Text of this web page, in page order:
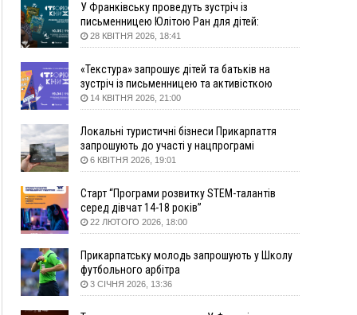
100 ДТП через нетверезих водіїв
08:08
рф масовано атакувала Київ та область: 14
загиблих, десятки постраждалих і пожежі
(фото, відео)
04 Серпня
19:49
«Коли я обернувся, ворог уже був у нашій
траншеї»: командир з Надвірної на псевдо
«Француз»
19:34
В міському озері Франківська втопився
18:45
Є висока потреба у кількох групах крові:
прикарпатців просять у серпні ставати
донорами
18:07
У Франківську звільнили водія маршрутки,
який зневажив і образив матір загиблого воїна
17:40
У горах на Прикарпатті з водоспаду впала
У Франківську проведуть зустріч із
письменницею Юлітою Ран для дітей:
говоритимуть про серію книг про Мавку
28 КВІТНЯ 2026, 18:41
«Текстура» запрошує дітей та батьків на
зустріч із письменницею та активісткою
Анною Повх
14 КВІТНЯ 2026, 21:00
Локальні туристичні бізнеси Прикарпаття
запрошують до участі у нацпрограмі
«Подорож до себе»
6 КВІТНЯ 2026, 19:01
Старт “Програми розвитку STEM-талантів
серед дівчат 14-18 років”
22 ЛЮТОГО 2026, 18:00
Прикарпатську молодь запрошують у Школу
футбольного арбітра
3 СІЧНЯ 2026, 13:36